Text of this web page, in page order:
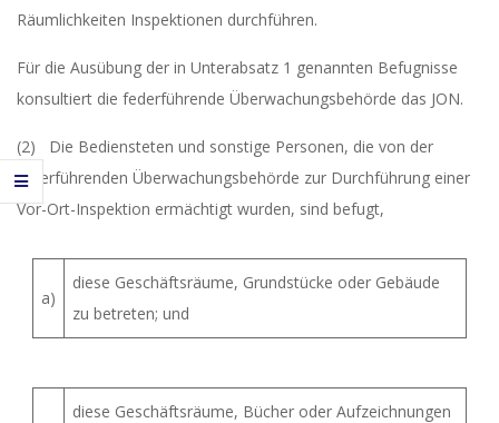
Räumlichkeiten Inspektionen durchführen.
Für die Ausübung der in Unterabsatz 1 genannten Befugnisse
konsultiert die federführende Überwachungsbehörde das JON.
(2) Die Bediensteten und sonstige Personen, die von der
federführenden Überwachungsbehörde zur Durchführung einer
Vor-Ort-Inspektion ermächtigt wurden, sind befugt,
a)
diese Geschäftsräume, Grundstücke oder Gebäude
zu betreten; und
diese Geschäftsräume, Bücher oder Aufzeichnungen